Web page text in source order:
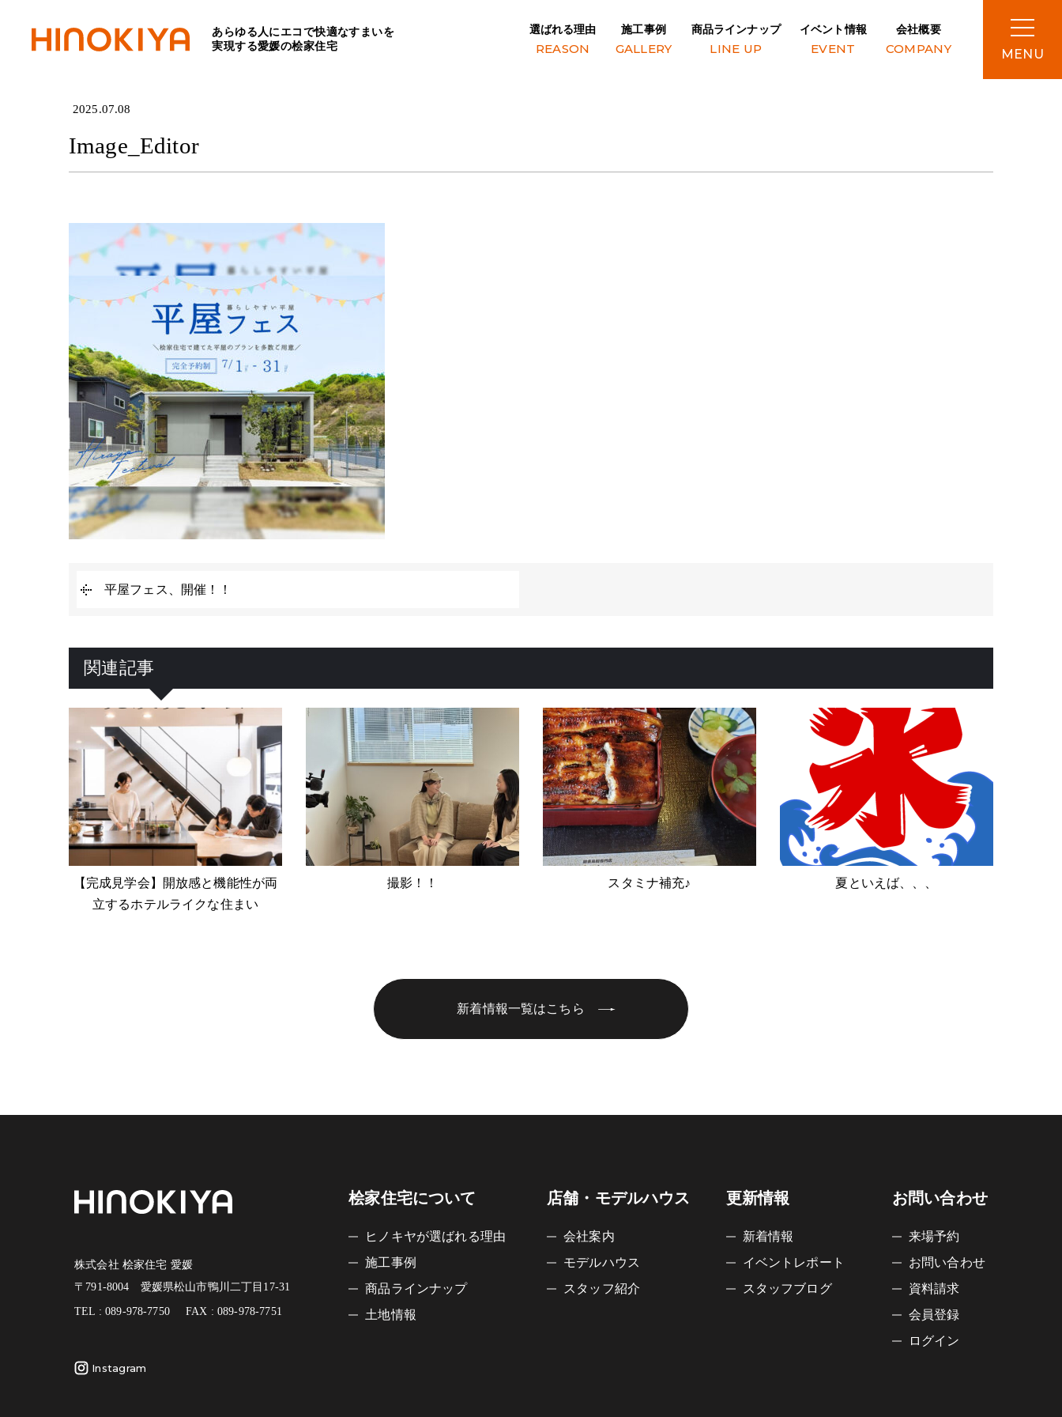
あらゆる人にエコで快適なすまいを
実現する愛媛の桧家住宅
選ばれる理由
REASON
施工事例
GALLERY
商品ラインナップ
LINE UP
イベント情報
EVENT
会社概要
COMPANY
HOME>Image_Editor
2025.07.08
Image_Editor
平屋フェス、開催！！
関連記事
【完成見学会】開放感と機能性が両
立するホテルライクな住まい
撮影！！ スタミナ補充♪ 夏といえば、、、
新着情報一覧はこちら
桧家住宅について
ヒノキヤが選ばれる理由
施工事例
商品ラインナップ
土地情報
店舗・モデルハウス
会社案内
モデルハウス
スタッフ紹介
更新情報
新着情報
イベントレポート
スタッフブログ
お問い合わせ
来場予約
お問い合わせ
資料請求
会員登録
ログイン
株式会社 桧家住宅 愛媛
〒791-8004 愛媛県松山市鴨川二丁目17-31
TEL : 089-978-7750 FAX : 089-978-7751
Instagram